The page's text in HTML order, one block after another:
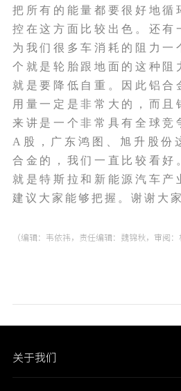
把所有的能量都要很好地循
控在这方面比较出色。还有
为我们很多车消耗的阻力一
个就是轮胎跟地面的这种阻
就是要降低自重。因此铝合
用量一定是非常大的，而且
来讲是一个非常具有全球竞
A股，广东鸿图、旭升股份
合金的，我们一直比较看好
就是特斯拉和新能源汽车产
建议大家能够把握。谢谢大家
（编辑：韦依祎，责任编辑：魏锦秋，审阅：
关于我们